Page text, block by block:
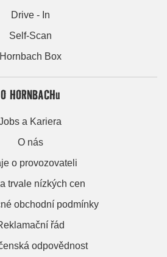
Drive - In
Self-Scan
Hornbach Box
O HORNBACHu
a Kariera
O nás
o provozovateli
trvale nízkých cen
obchodní podmínky
řád
odpovědnost